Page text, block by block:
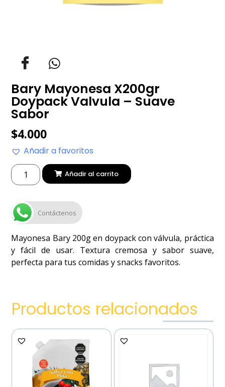
Bary Mayonesa X200gr
Doypack Valvula – Suave
Sabor
$4.000
Añadir a favoritos
Añadir al carrito
Contáctenos
Mayonesa Bary 200g en doypack con válvula, práctica
y fácil de usar. Textura cremosa y sabor suave,
perfecta para tus comidas y snacks favoritos.
Productos relacionados